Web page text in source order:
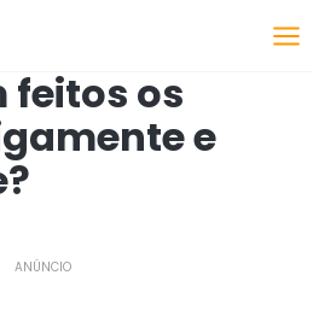
feitos os
e
ANÚNCIO